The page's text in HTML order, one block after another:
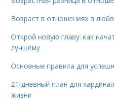
Возраст в отношениях в
Открой новую главу: как
лучшему
Основные правила для
21-дневный план для
жизни